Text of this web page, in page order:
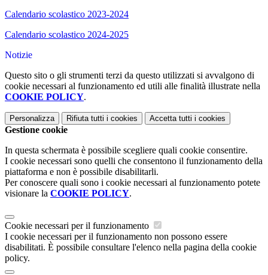
Calendario scolastico 2023-2024
Calendario scolastico 2024-2025
Notizie
Questo sito o gli strumenti terzi da questo utilizzati si avvalgono di
cookie necessari al funzionamento ed utili alle finalità illustrate nella
COOKIE POLICY.
Personalizza Rifiuta tutti i cookies Accetta tutti i cookies
Gestione cookie
In questa schermata è possibile scegliere quali cookie consentire.
I cookie necessari sono quelli che consentono il funzionamento della
piattaforma e non è possibile disabilitarli.
Per conoscere quali sono i cookie necessari al funzionamento potete
visionare la COOKIE POLICY.
Cookie necessari per il funzionamento
I cookie necessari per il funzionamento non possono essere
disabilitati. È possibile consultare l'elenco nella pagina della cookie
policy.